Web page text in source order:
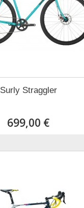
Surly Straggler
699,00 €